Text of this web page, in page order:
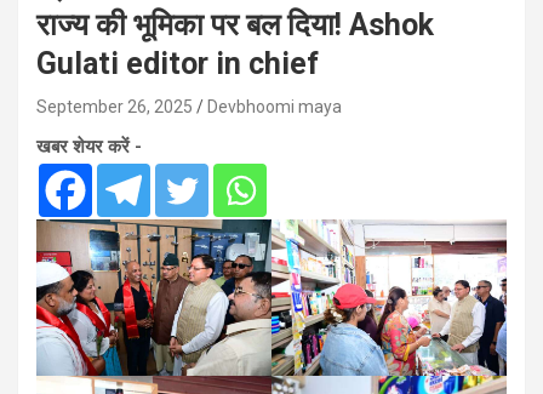
राज्य की भूमिका पर बल दिया! Ashok
Gulati editor in chief
September 26, 2025 Devbhoomi maya
खबर शेयर करें -